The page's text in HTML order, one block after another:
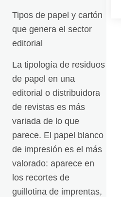
Tipos de papel y cartón
que genera el sector
editorial
La tipología de residuos
de papel en una
editorial o distribuidora
de revistas es más
variada de lo que
parece. El papel blanco
de impresión es el más
valorado: aparece en
los recortes de
guillotina de imprentas,